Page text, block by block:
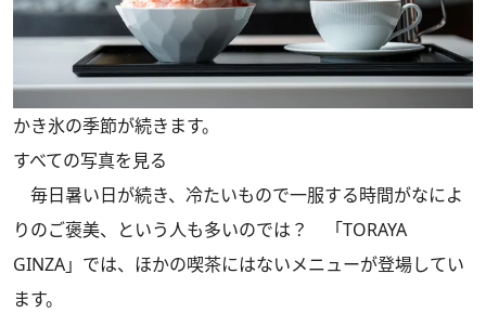
かき氷の季節が続きます。
すべての写真を見る
毎日暑い日が続き、冷たいもので一服する時間がなによ
りのご褒美、という人も多いのでは？ 「TORAYA
GINZA」では、ほかの喫茶にはないメニューが登場してい
ます。